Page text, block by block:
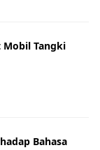
Mobil Tangki
Bahasa